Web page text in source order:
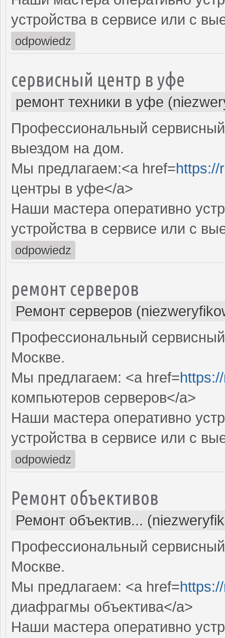
устройства в сервисе или с
odpowiedz
сервисный центр в уфе
ремонт техники в уфе
Профессиональный
выездом на дом.
Мы предлагаем:<a href=https://
центры в уфе</a>
Наши мастера оперативно
устройства в сервисе или с
odpowiedz
ремонт серверов
Ремонт серверов
Профессиональный
Москве.
Мы предлагаем: <a href=
компьютеров серверов</a>
Наши мастера оперативно
устройства в сервисе или с
odpowiedz
Ремонт объективов
Ремонт объектив...
Профессиональный
Москве.
Мы предлагаем: <a href=
диафрагмы объектива</a>
Наши мастера оперативно